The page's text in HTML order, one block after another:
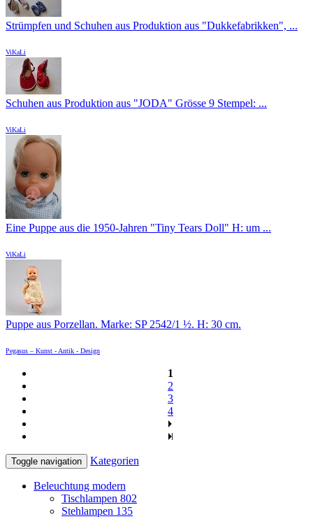
Strümpfen und Schuhen aus Produktion aus "Dukkefabrikken", ...
ViKaLi
Schuhen aus Produktion aus "JODA" Grösse 9 Stempel: ...
ViKaLi
Eine Puppe aus die 1950-Jahren "Tiny Tears Doll" H: um ...
ViKaLi
Puppe aus Porzellan. Marke: SP 2542/1 ½. H: 30 cm.
Pegasus – Kunst - Antik - Design
1
2
3
4
Toggle navigation Kategorien
Beleuchtung modern
Tischlampen 802
Stehlampen 135